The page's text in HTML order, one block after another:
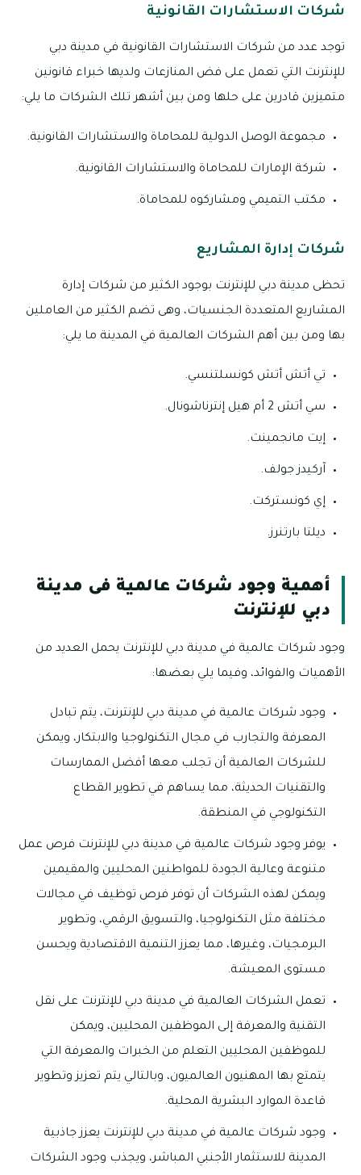
شركات الاستشارات القانونية
توجد عدد من شركات الاستشارات القانونية في مدينة دبي
للإنترنت التي تعمل على فض المنازعات ولديها خبراء قانونين
متميزين قادرين على حلها ومن بين أشهر تلك الشركات ما يلي:
مجموعة الوصل الدولية للمحاماة والاستشارات القانونية.
شركة الإمارات للمحاماة والاستشارات القانونية.
مكتب التميمي ومشاركوه للمحاماة.
شركات إدارة المشاريع
تحظى مدينة دبي للإنترنت بوجود الكثير من شركات إدارة
المشاريع المتعددة الجنسيات، وهى تضم الكثير من العاملين
بها ومن بين أهم الشركات العالمية في المدينة ما يلي:
تي أتش أتش كونسلتنسي.
سي أتش 2 أم هيل إنترناشونال.
إيت مانجمينت.
آركيدز جولف.
إي كونستركت.
ديلتا بارتنرز.
أهمية وجود شركات عالمية فى مدينة
دبي للإنترنت
وجود شركات عالمية في مدينة دبي للإنترنت يحمل العديد من
الأهميات والفوائد، وفيما يلي بعضها:
وجود شركات عالمية في مدينة دبي للإنترنت، يتم تبادل
المعرفة والتجارب في مجال التكنولوجيا والابتكار، ويمكن
للشركات العالمية أن تجلب معها أفضل الممارسات
والتقنيات الحديثة، مما يساهم في تطوير القطاع
التكنولوجي في المنطقة.
يوفر وجود شركات عالمية في مدينة دبي للإنترنت فرص عمل
متنوعة وعالية الجودة للمواطنين المحليين والمقيمين
ويمكن لهذه الشركات أن توفر فرص توظيف في مجالات
مختلفة مثل التكنولوجيا، والتسويق الرقمي، وتطوير
البرمجيات، وغيرها، مما يعزز التنمية الاقتصادية ويحسن
مستوى المعيشة.
تعمل الشركات العالمية في مدينة دبي للإنترنت على نقل
التقنية والمعرفة إلى الموظفين المحليين، ويمكن
للموظفين المحليين التعلم من الخبرات والمعرفة التي
يتمتع بها المهنيون العالميون، وبالتالي يتم تعزيز وتطوير
قاعدة الموارد البشرية المحلية.
وجود شركات عالمية في مدينة دبي للإنترنت يعزز جاذبية
المدينة للاستثمار الأجنبي المباشر، ويجذب وجود الشركات